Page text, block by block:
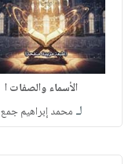
الأسماء والصفات ا
لـ محمد إبراهيم جمع